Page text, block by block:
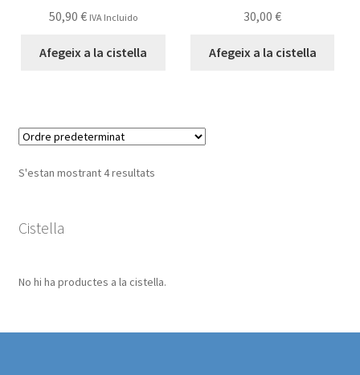
50,90€ IVA Incluido
Afegeix a la cistella
30,00€
Afegeix a la cistella
S'estan mostrant 4 resultats
Cistella
No hi ha productes a la cistella.